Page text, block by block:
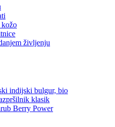
kožo
življenju
indijski bulgur, bio
klasik
Berry Power